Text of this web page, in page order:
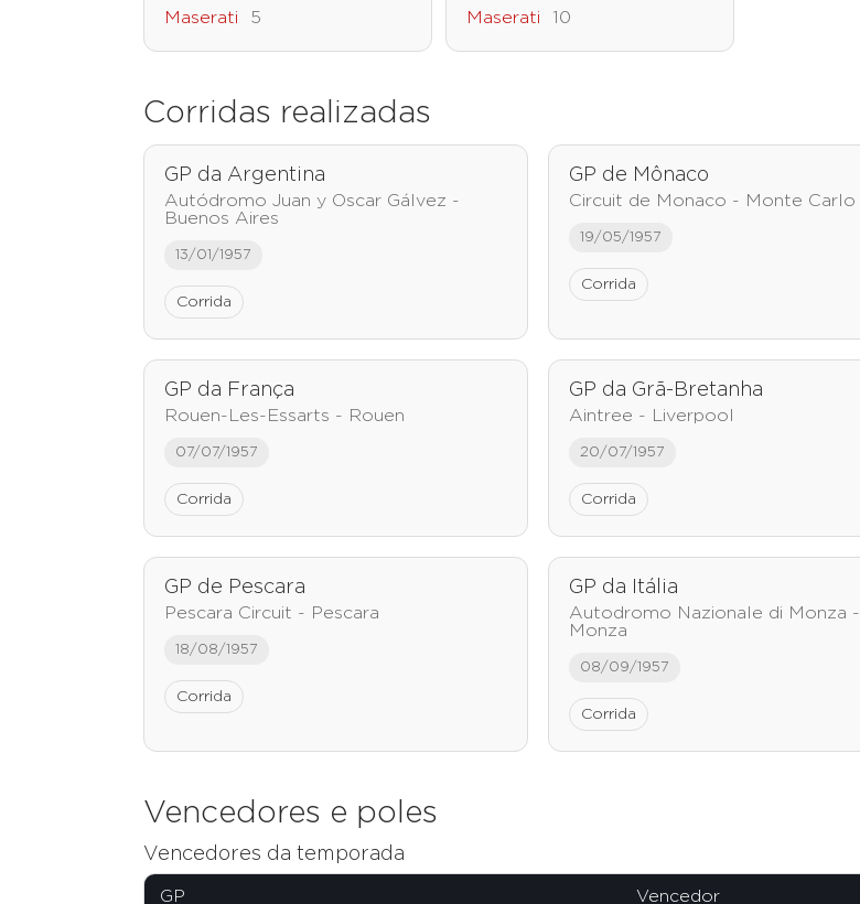
Maserati 5 Maserati 10
Corridas realizadas
GP da Argentina
Autódromo Juan y Oscar Gálvez -
Buenos Aires
13/01/1957
Corrida
GP de Mônaco
Circuit de Monaco - Monte Carlo
19/05/1957
Corrida
GP da França
Rouen-Les-Essarts - Rouen
07/07/1957
Corrida
GP da Grã-Bretanha
Aintree - Liverpool
20/07/1957
Corrida
GP de Pescara
Pescara Circuit - Pescara
18/08/1957
Corrida
GP da Itália
Autodromo Nazionale di Monza -
Monza
08/09/1957
Corrida
Vencedores e poles
Vencedores da temporada
GP Vencedor